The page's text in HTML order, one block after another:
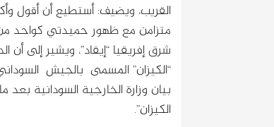
القريب، ويضيف: أستطيع أن أقول
متزامن مع ظهور حميدتي كواحد من
شرق إفريقيا “إيقاد”، ويشير إلى
“الكيزان” المسمى بالجيش
بيان وزارة الخارجية السودانية
الكيزان”.